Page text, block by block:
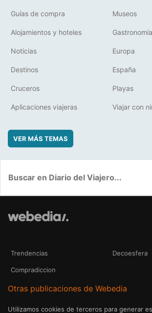
Guías de compra Museos
Alojamientos y hoteles Gastronomía
Noticias Europa
Destinos España
Cruceros Playas
Aplicaciones viajeras Viajar con
VER MÁS TEMAS
Trendencias Decoesfera
Compradiccion
Otras publicaciones de Webedia
Utilizamos cookies de terceros para generar